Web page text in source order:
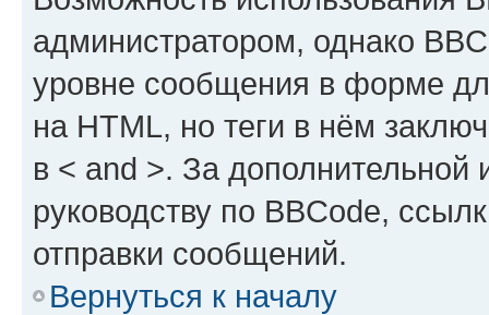
администратором, однако
уровне сообщения в форме
на HTML, но теги в нём
в < and >. За
руководству по BBCode,
отправки сообщений.
Вернуться к началу